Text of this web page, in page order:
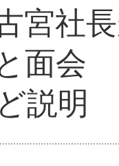
宮社
面会
説明